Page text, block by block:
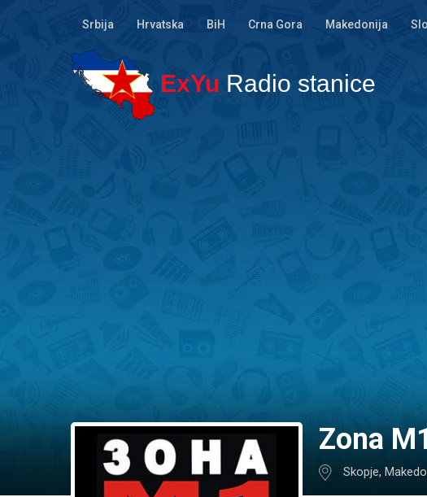
Srbija Hrvatska BiH Crna Gora Makedonija
ExYu Radio stanice
Zona
Skopje,